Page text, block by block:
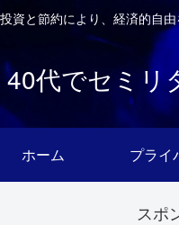
資と節約により、経済的自
40代でセミリ
ホーム プライ
スポ